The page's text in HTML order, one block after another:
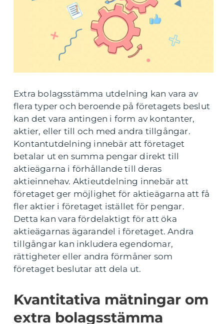
Extra bolagsstämma utdelning kan vara av
flera typer och beroende på företagets beslut
kan det vara antingen i form av kontanter,
aktier, eller till och med andra tillgångar.
Kontantutdelning innebär att företaget
betalar ut en summa pengar direkt till
aktieägarna i förhållande till deras
aktieinnehav. Aktieutdelning innebär att
företaget ger möjlighet för aktieägarna att få
fler aktier i företaget istället för pengar.
Detta kan vara fördelaktigt för att öka
aktieägarnas ägarandel i företaget. Andra
tillgångar kan inkludera egendomar,
rättigheter eller andra förmåner som
företaget beslutar att dela ut.
Kvantitativa mätningar om
extra bolagsstämma